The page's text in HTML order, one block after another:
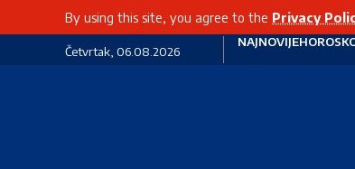
By using this site, you agree to the Privacy
Četvrtak, 06.08.2026
NAJNOVIJE